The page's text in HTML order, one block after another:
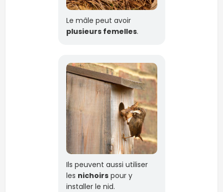
Le mâle peut avoir
plusieurs femelles.
Ils peuvent aussi utiliser
les nichoirspour y
installer le nid.